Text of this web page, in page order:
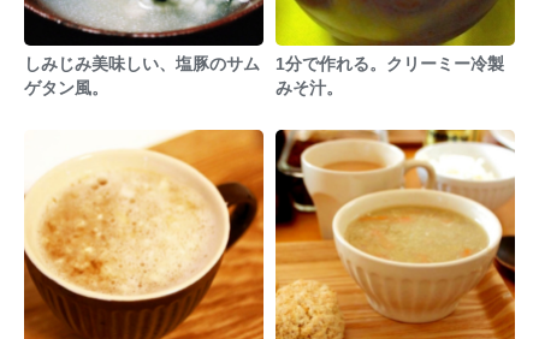
しみじみ美味しい、塩豚のサム
ゲタン風。
1分で作れる。クリーミー冷製
みそ汁。